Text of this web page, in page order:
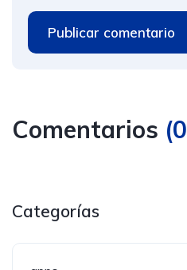
Publicar comentario
Comentarios (0
Categorías